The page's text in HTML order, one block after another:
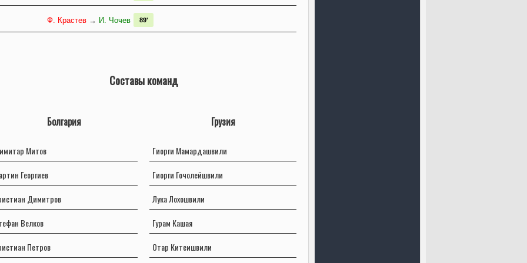
Ф. Крастев → И. Чочев 89'
Составы команд
Болгария
Митов
Георгиев
Димитров
Велков
Петров
Грузия
Гиорги Мамардашвили
Гиорги Гочолейшвили
Лука Лохошвили
Гурам Кашая
Отар Китеишвили